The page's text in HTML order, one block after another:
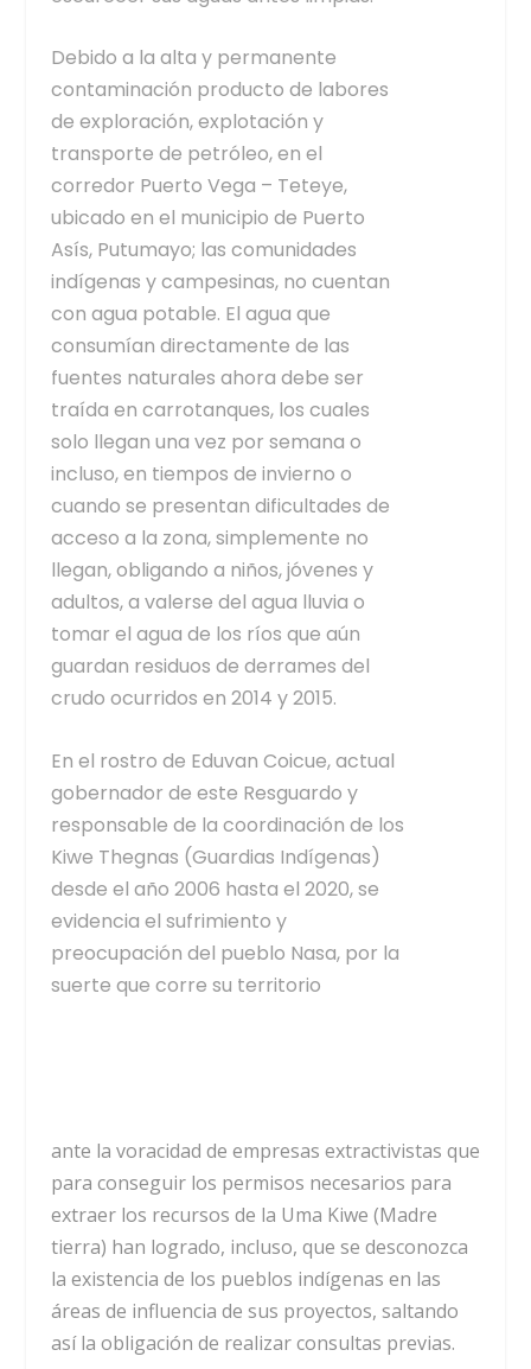
Debido a la alta y permanente
contaminación producto de labores
de exploración, explotación y
transporte de petróleo, en el
corredor Puerto Vega – Teteye,
ubicado en el municipio de Puerto
Asís, Putumayo; las comunidades
indígenas y campesinas, no cuentan
con agua potable. El agua que
consumían directamente de las
fuentes naturales ahora debe ser
traída en carrotanques, los cuales
solo llegan una vez por semana o
incluso, en tiempos de invierno o
cuando se presentan dificultades de
acceso a la zona, simplemente no
llegan, obligando a niños, jóvenes y
adultos, a valerse del agua lluvia o
tomar el agua de los ríos que aún
guardan residuos de derrames del
crudo ocurridos en 2014 y 2015.
En el rostro de Eduvan Coicue, actual
gobernador de este Resguardo y
responsable de la coordinación de los
Kiwe Thegnas (Guardias Indígenas)
desde el año 2006 hasta el 2020, se
evidencia el sufrimiento y
preocupación del pueblo Nasa, por la
suerte que corre su territorio
ante la voracidad de empresas extractivistas que
para conseguir los permisos necesarios para
extraer los recursos de la Uma Kiwe (Madre
tierra) han logrado, incluso, que se desconozca
la existencia de los pueblos indígenas en las
áreas de influencia de sus proyectos, saltando
así la obligación de realizar consultas previas.